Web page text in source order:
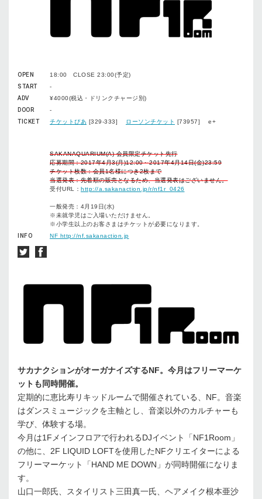
OPEN
18:00 CLOSE 23:00(予定)
START
-
ADV
¥4000(税込・ドリンクチャージ別)
DOOR
-
TICKET
チケットぴあ [329-333] ローソンチケット [73957] e+
SAKANAQUARIUM(A) 会員限定チケット先行
応募期間：2017年4月3(月)12:00～2017年4月14日(金)23:59
チケット枚数：会員1名様につき2枚まで
当選発表：先着順の販売となるため、当選発表はございません。
受付URL： http://a.sakanaction.jp/r/nf1r_0426
一般発売：4月19日(水)
※未就学児はご入場いただけません。
※小学生以上のお客さまはチケットが必要になります。
INFO
NF http://nf.sakanaction.jp
サカナクションがオーガナイズするNF。今月はフリーマーケ
ットも同時開催。
定期的に恵比寿リキッドルームで開催されている、NF。音楽
はダンスミュージックを主軸とし、音楽以外のカルチャーも
学び、体験する場。
今月は1Fメインフロアで行われるDJイベント「NF1Room」
の他に、2F LIQUID LOFTを使用したNFクリエイターによる
フリーマーケット「HAND ME DOWN」が同時開催になりま
す。
山口一郎氏、スタイリスト三田真一氏、ヘアメイク根本亜沙